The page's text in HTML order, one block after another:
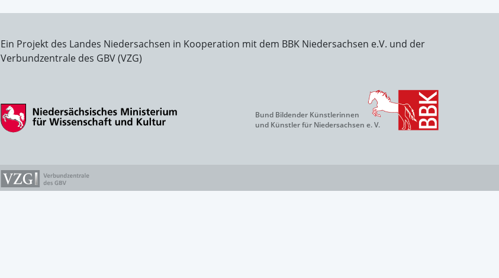
Ein Projekt des Landes Niedersachsen in Kooperation mit dem BBK Niedersachsen e.V. und der
Verbundzentrale des GBV (VZG)
Bund Bildender Künstlerinnen
und Künstler für Niedersachsen e. V.